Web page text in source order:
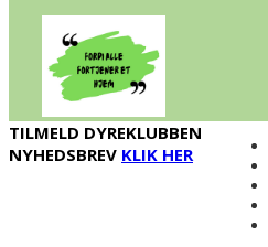
TILMELD DYREKLUBBEN
NYHEDSBREV KLIK HER